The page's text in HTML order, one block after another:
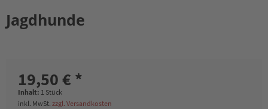
Jagdhunde
19,50 € *
Inhalt: 1 Stück
inkl. MwSt. zzgl. Versandkosten